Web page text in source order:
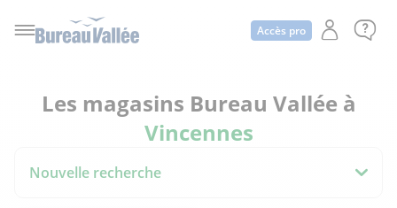
Accès pro
Les magasins Bureau Vallée à
Vincennes
Nouvelle recherche